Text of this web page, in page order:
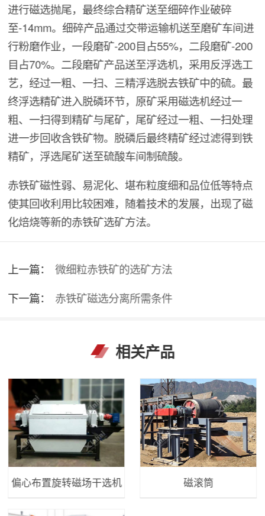
进行磁选抛尾，最终综合精矿送至细碎作业破碎
至-14mm。细碎产品通过交带运输机送至磨矿车间进
行粉磨作业，一段磨矿-200目占55%，二段磨矿-200
目占70%。二段磨矿产品送至浮选机，采用反浮选工
艺，经过一粗、一扫、三精浮选脱去铁矿中的硫。最
终浮选精矿进入脱磷环节，原矿采用磁选机经过一
粗、一扫得到精矿与尾矿，尾矿经过一粗、一扫处理
进一步回收含铁矿物。脱磷后最终精矿经过滤得到铁
精矿，浮选尾矿送至硫酸车间制硫酸。
赤铁矿磁性弱、易泥化、堪布粒度细和品位低等特点
使其回收利用比较困难，随着技术的发展，出现了磁
化焙烧等新的赤铁矿选矿方法。
上一篇：
微细粒赤铁矿的选矿方法
下一篇：
赤铁矿磁选分离所需条件
相关产品
偏心布置旋转磁场干选机 磁滚筒